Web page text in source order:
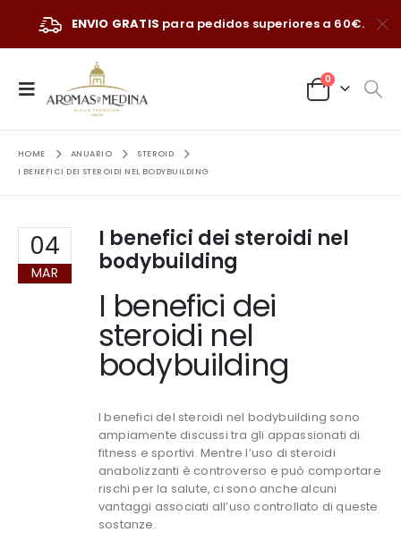
ENVIO GRATIS para pedidos superiores a 60€.
0
HOME ANUARIO
STEROID
I BENEFICI DEI STEROIDI NEL BODYBUILDING
04
MAR
I benefici dei steroidi nel
bodybuilding
I benefici dei
steroidi nel
bodybuilding
I benefici del steroidi nel bodybuilding sono
ampiamente discussi tra gli appassionati di
fitness e sportivi. Mentre l’uso di steroidi
anabolizzanti è controverso e può comportare
rischi per la salute, ci sono anche alcuni
vantaggi associati all’uso controllato di queste
sostanze.